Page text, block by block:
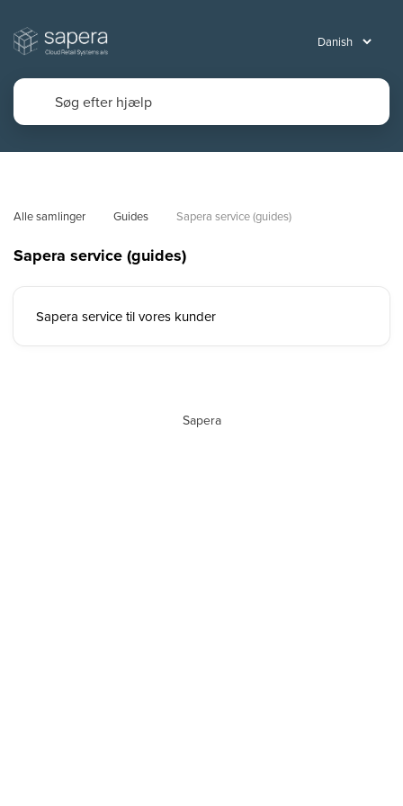
Alle samlinger Guides Sapera service (guides)
Sapera service (guides)
Sapera service til vores kunder
Sapera